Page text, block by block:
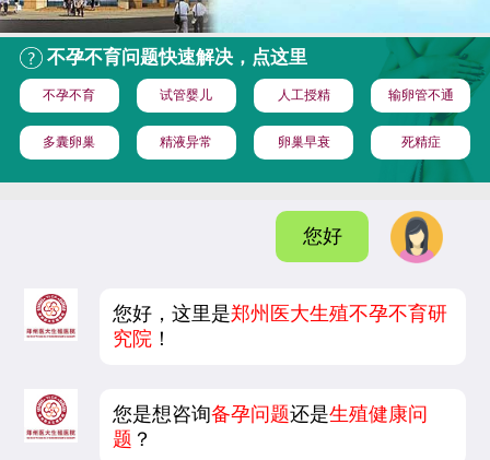
不孕不育问题快速解决，点这里
不孕不育 试管婴儿 人工授精 输卵管不通
多囊卵巢 精液异常 卵巢早衰 死精症
您好
您好，这里是郑州医大生殖不孕不育研
究院 ！
您是想咨询备孕问题还是生殖健康问
题 ？